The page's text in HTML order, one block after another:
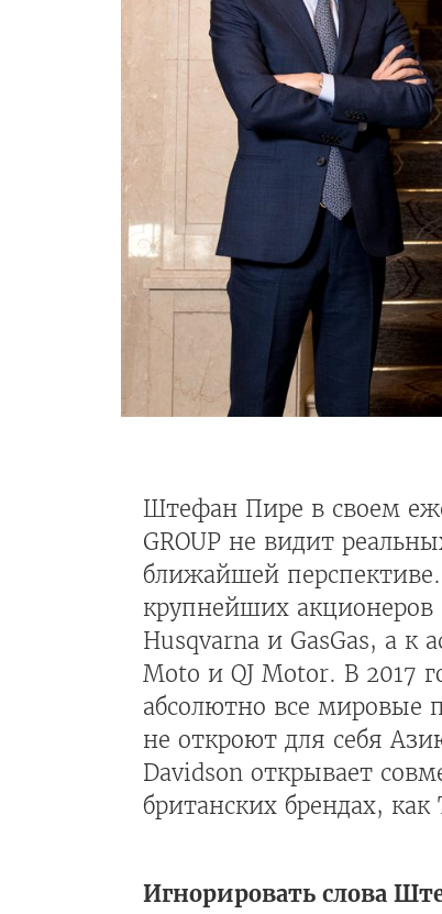
Штефан Пире в своем
GROUP не видит
ближайшей
крупнейших
Husqvarna и GasGas, а к
Moto и QJ Motor. В 2017
абсолютно все мировые
не откроют для себя
Davidson открывает
британских брендах,
Игнорировать слова